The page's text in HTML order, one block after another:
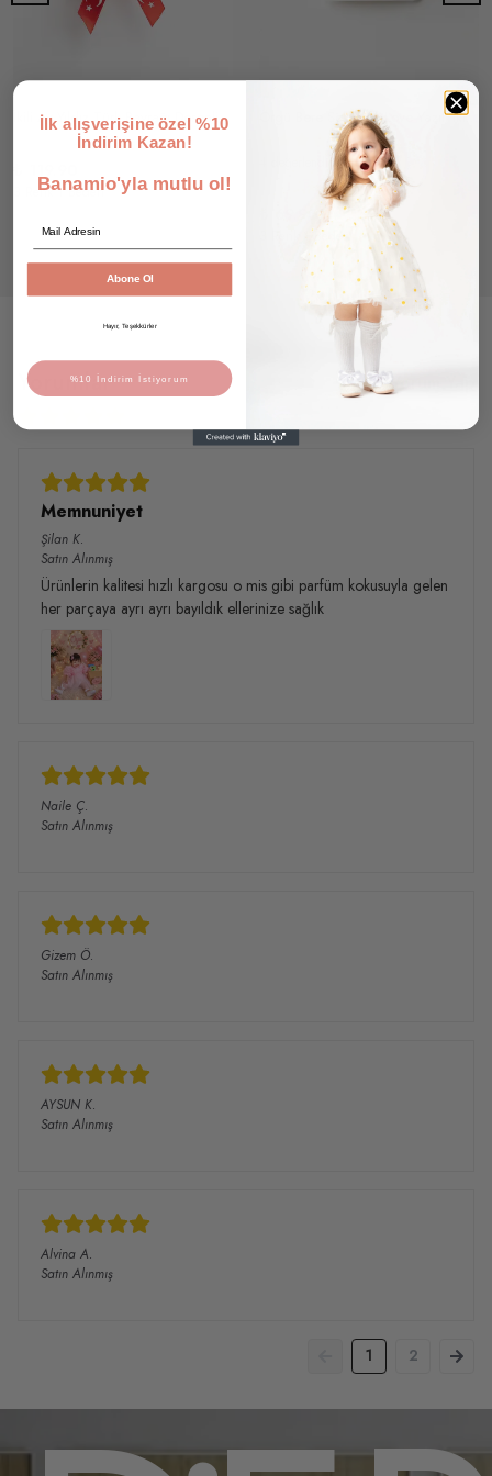
İkili Ay Yıldız Türk Bayrağı Desenli Fiyonk Toka Seti
3 Renk 1 Beden
Örgü Bere Şeklinde Love Yazılı İkili Toka Seti
4 değerlendirme
3 Renk 1 Beden
Yorumlar Yorum Yap
Memnuniyet
Şilan K.
Satın Alınmış
Ürünlerin kalitesi hızlı kargosu o mis gibi parfüm kokusuyla gelen
her parçaya ayrı ayrı bayıldık ellerinize sağlık
Naile Ç.
Satın Alınmış
Gizem Ö.
Satın Alınmış
AYSUN K.
Satın Alınmış
Alvina A.
Satın Alınmış
1 2
İlk alışverişine özel %10
İndirim Kazan!
Banamio'yla mutlu ol!
Abone Ol
Hayır, Teşekkürler
%10 İndirim İstiyorum